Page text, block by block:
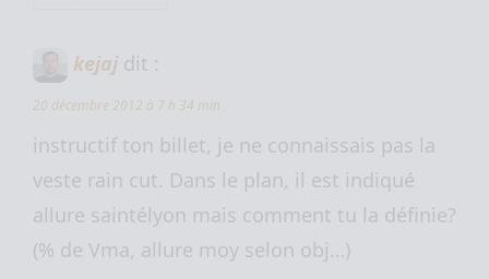
kejaj dit :
20 décembre 2012 à 7 h 34 min
instructif ton billet, je ne connaissais pas la
veste rain cut. Dans le plan, il est indiqué
allure saintélyon mais comment tu la définie?
(% de Vma, allure moy selon obj…)